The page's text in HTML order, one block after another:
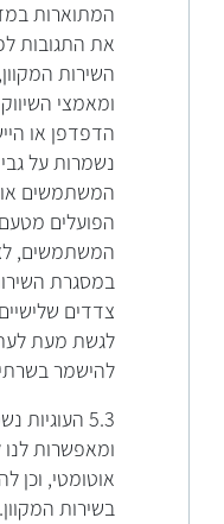
המתוארות
את התגובות
השירות
ומאמצי
הדפדפן או
נשמרות על
המשתמשים או
הפועלים
המשתמשים,
במסגרת
צדדים
לגשת מעת לעת
להישמר
5.3
ומאפשרות לנו
אוטומטי, וכן
בשירות